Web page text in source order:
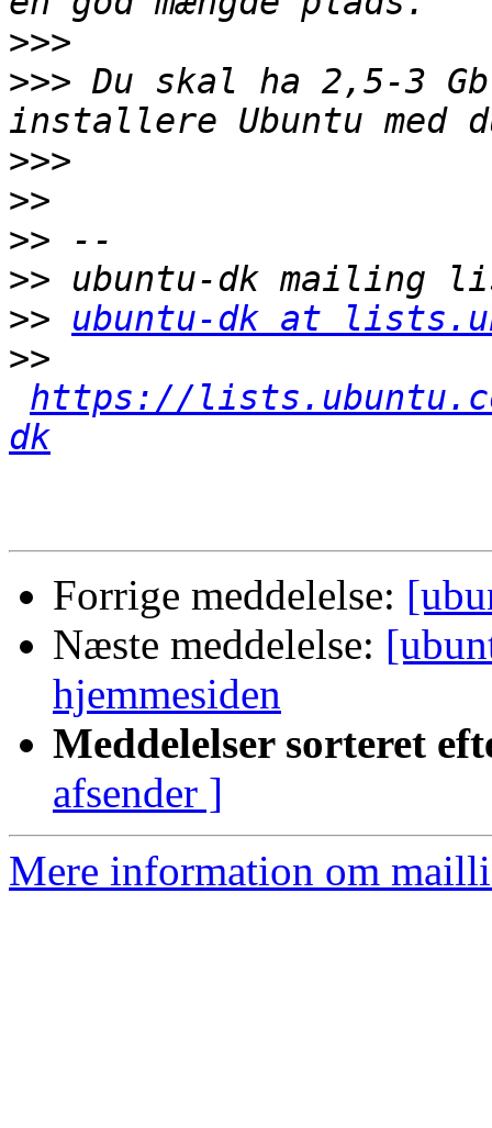
>>>
>>> Du skal ha 2,5-3
>>>
>>
>>
>>
>>
ubuntu-dk at
>>
https://
dk
Forrige meddelelse:
Næste meddelelse:
hjemmesiden
Meddelelser sorteret
afsender ]
Mere information om